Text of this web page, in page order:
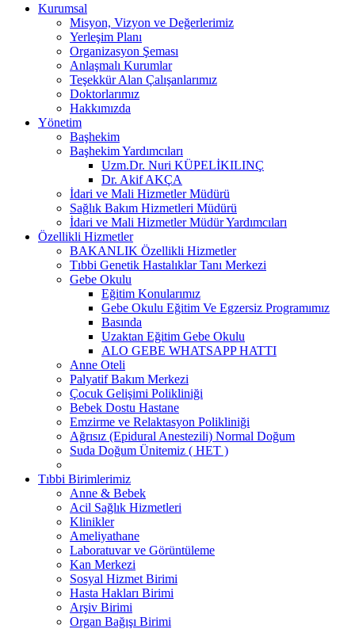
Kurumsal
Misyon, Vizyon ve Değerlerimiz
Yerleşim Planı
Organizasyon Şeması
Anlaşmalı Kurumlar
Teşekkür Alan Çalışanlarımız
Doktorlarımız
Hakkımızda
Yönetim
Başhekim
Başhekim Yardımcıları
Uzm.Dr. Nuri KÜPELİKILINÇ
Dr. Akif AKÇA
İdari ve Mali Hizmetler Müdürü
Sağlık Bakım Hizmetleri Müdürü
İdari ve Mali Hizmetler Müdür Yardımcıları
Özellikli Hizmetler
BAKANLIK Özellikli Hizmetler
Tıbbi Genetik Hastalıklar Tanı Merkezi
Gebe Okulu
Eğitim Konularımız
Gebe Okulu Eğitim Ve Egzersiz Programımız
Basında
Uzaktan Eğitim Gebe Okulu
ALO GEBE WHATSAPP HATTI
Anne Oteli
Palyatif Bakım Merkezi
Çocuk Gelişimi Polikliniği
Bebek Dostu Hastane
Emzirme ve Relaktasyon Polikliniği
Ağrısız (Epidural Anestezili) Normal Doğum
Suda Doğum Ünitemiz ( HET )
Tıbbi Birimlerimiz
Anne & Bebek
Acil Sağlık Hizmetleri
Klinikler
Ameliyathane
Laboratuvar ve Görüntüleme
Kan Merkezi
Sosyal Hizmet Birimi
Hasta Hakları Birimi
Arşiv Birimi
Organ Bağışı Birimi